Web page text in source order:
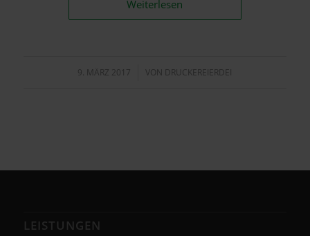
Weiterlesen
9. MÄRZ 2017
/ VON DRUCKEREIERDEI
LEISTUNGEN